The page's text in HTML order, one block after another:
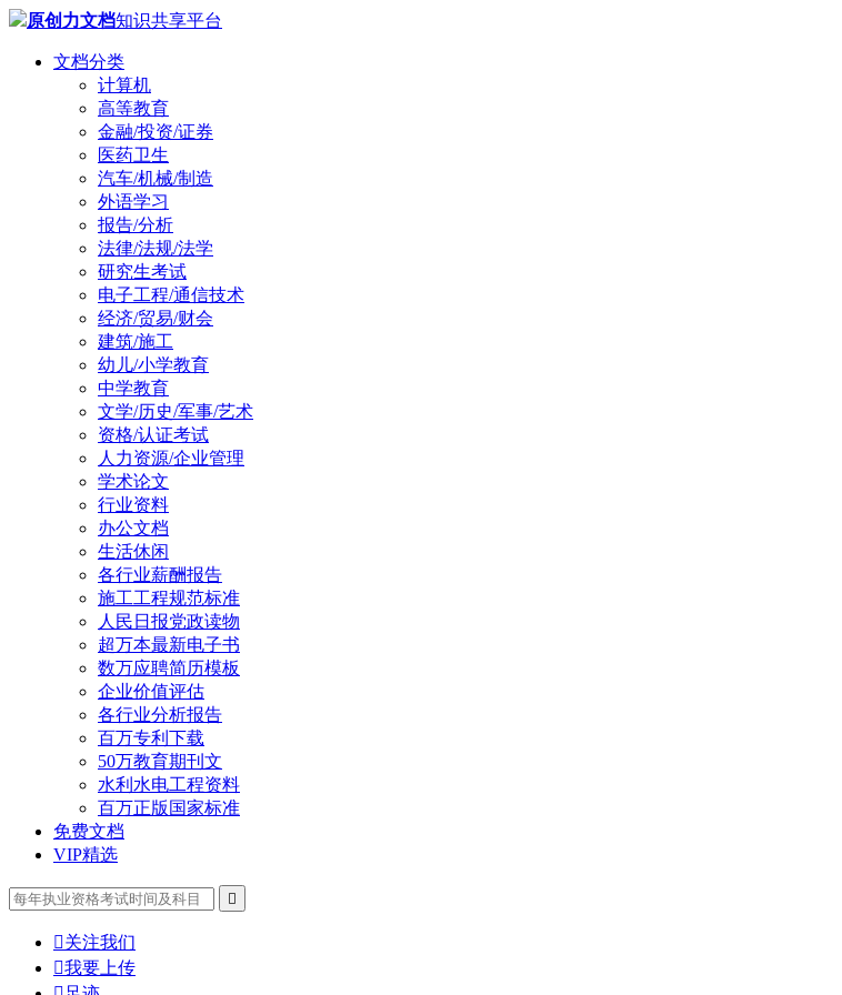
原创力文档知识共享平台
文档分类
计算机
高等教育
金融/投资/证券
医药卫生
汽车/机械/制造
外语学习
报告/分析
法律/法规/法学
研究生考试
电子工程/通信技术
经济/贸易/财会
建筑/施工
幼儿/小学教育
中学教育
文学/历史/军事/艺术
资格/认证考试
人力资源/企业管理
学术论文
行业资料
办公文档
生活休闲
各行业薪酬报告
施工工程规范标准
人民日报党政读物
超万本最新电子书
数万应聘简历模板
企业价值评估
各行业分析报告
百万专利下载
50万教育期刊文
水利水电工程资料
百万正版国家标准
免费文档
VIP精选

关注我们
我要上传